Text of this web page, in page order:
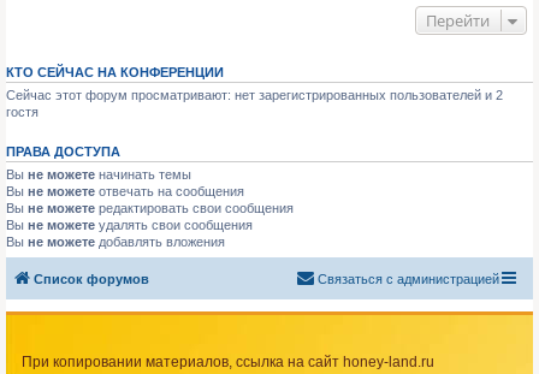
Перейти
КТО СЕЙЧАС НА КОНФЕРЕНЦИИ
Сейчас этот форум просматривают: нет зарегистрированных пользователей и 2
гостя
ПРАВА ДОСТУПА
Вы не можете начинать темы
Вы не можете отвечать на сообщения
Вы не можете редактировать свои сообщения
Вы не можете удалять свои сообщения
Вы не можете добавлять вложения
Список форумов Связаться с администрацией
При копировании материалов, ссылка на сайт honey-land.ru